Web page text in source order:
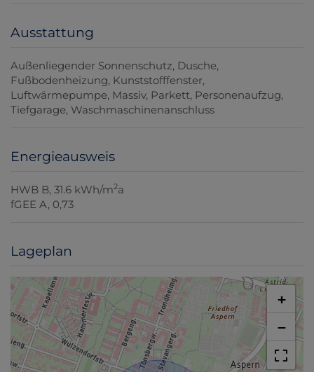
Ausstattung
Außenliegender Sonnenschutz Dusche
Fußbodenheizung Kunststofffenster
Luftwärmepumpe Massiv Parkett Personenaufzug
Tiefgarage Waschmaschinenanschluss
Energieausweis
HWB B, 31.6 kWh/m2a
fGEE A, 0,73
Lageplan
+
−